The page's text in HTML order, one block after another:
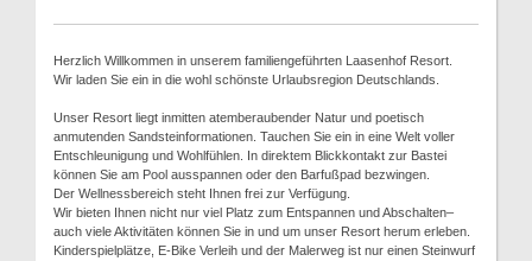
Herzlich Willkommen in unserem familiengeführten Laasenhof Resort.
Wir laden Sie ein in die wohl schönste Urlaubsregion Deutschlands.
Unser Resort liegt inmitten atemberaubender Natur und poetisch
anmutenden Sandsteinformationen. Tauchen Sie ein in eine Welt voller
Entschleunigung und Wohlfühlen. In direktem Blickkontakt zur Bastei
können Sie am Pool ausspannen oder den Barfußpad bezwingen.
Der Wellnessbereich steht Ihnen frei zur Verfügung.
Wir bieten Ihnen nicht nur viel Platz zum Entspannen und Abschalten–
auch viele Aktivitäten können Sie in und um unser Resort herum erleben.
Kinderspielplätze, E-Bike Verleih und der Malerweg ist nur einen Steinwurf